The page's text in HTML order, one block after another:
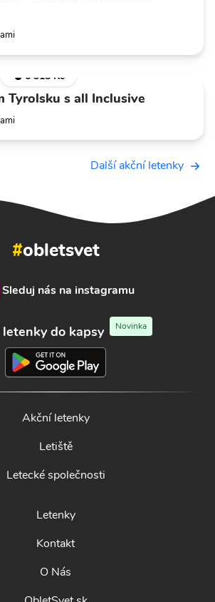
💣 6 318 Kč
Tyrolsku s all Inclusive
Další akční letenky
#obletsvet
Sleduj nás na instagramu
do kapsy Novinka
Akční letenky
Letiště
Letecké společnosti
Letenky
Kontakt
O Nás